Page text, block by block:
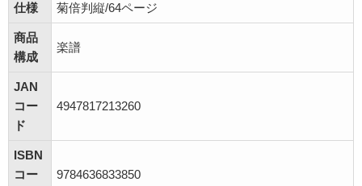
仕様 菊倍判縦/64ページ
商品
構成
楽譜
JAN
コー
ド
4947817213260
ISBN
コー
9784636833850